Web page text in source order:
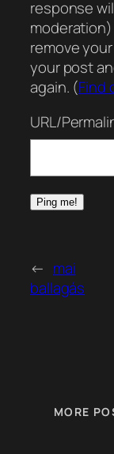
response
remove
your post
again. (Find
URL/
← mai
ballagás
MORE